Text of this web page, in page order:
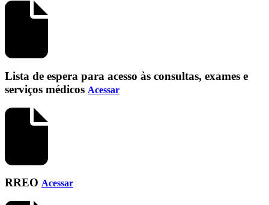
Lista de espera para acesso às consultas, exames e
serviços médicos Acessar
RREO Acessar